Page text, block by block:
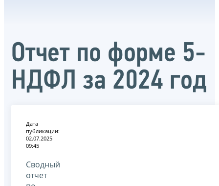
Отчет по форме 5-
НДФЛ за 2024 год
Дата
публикации:
02.07.2025
09:45
Сводный
отчет